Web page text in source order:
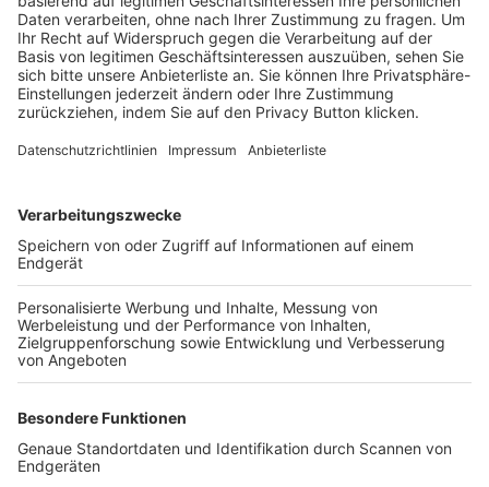
Trainerbörse
Login SpielPlus
FOLGE DEM BFV
TOP-VEREINE
TOP-PARTNER